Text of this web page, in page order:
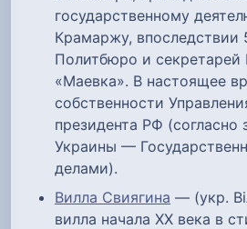
государственному
Крамаржу, впоследствии
Политбюро и
«Маевка». В настоящее
собственности
президента РФ (согласно
Украины —
делами).
Вилла Свиягина — (укр.
вилла начала XX века в